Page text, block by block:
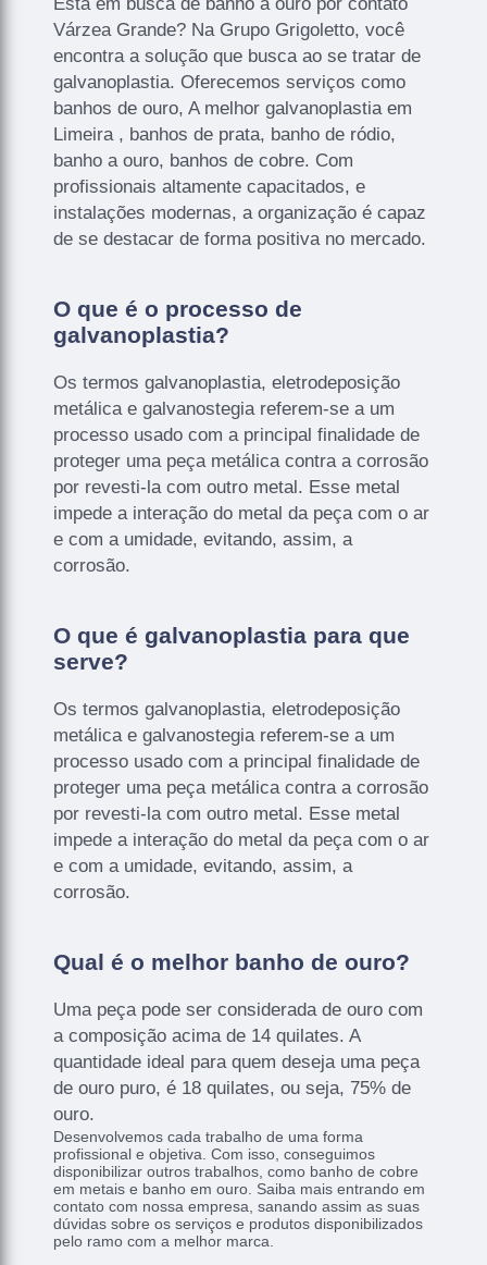
Várzea Grande? Na Grupo Grigoletto, você
encontra a solução que busca ao se tratar de
galvanoplastia. Oferecemos serviços como
banhos de ouro, A melhor galvanoplastia em
Limeira , banhos de prata, banho de ródio,
banho a ouro, banhos de cobre. Com
profissionais altamente capacitados, e
instalações modernas, a organização é capaz
de se destacar de forma positiva no mercado.
O que é o processo de
galvanoplastia?
Os termos galvanoplastia, eletrodeposição
metálica e galvanostegia referem-se a um
processo usado com a principal finalidade de
proteger uma peça metálica contra a corrosão
por revesti-la com outro metal. Esse metal
impede a interação do metal da peça com o ar
e com a umidade, evitando, assim, a
corrosão.
O que é galvanoplastia para que
serve?
Os termos galvanoplastia, eletrodeposição
metálica e galvanostegia referem-se a um
processo usado com a principal finalidade de
proteger uma peça metálica contra a corrosão
por revesti-la com outro metal. Esse metal
impede a interação do metal da peça com o ar
e com a umidade, evitando, assim, a
corrosão.
Qual é o melhor banho de ouro?
Uma peça pode ser considerada de ouro com
a composição acima de 14 quilates. A
quantidade ideal para quem deseja uma peça
de ouro puro, é 18 quilates, ou seja, 75% de
ouro.
Desenvolvemos cada trabalho de uma forma
profissional e objetiva. Com isso, conseguimos
disponibilizar outros trabalhos, como banho de cobre
em metais e banho em ouro. Saiba mais entrando em
contato com nossa empresa, sanando assim as suas
dúvidas sobre os serviços e produtos disponibilizados
pelo ramo com a melhor marca.